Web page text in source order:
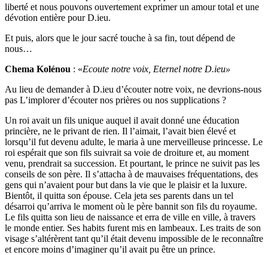
liberté et nous pouvons ouvertement exprimer un amour total et une
dévotion entière pour D.ieu.
Et puis, alors que le jour sacré touche à sa fin, tout dépend de
nous…
Chema Kolénou : «Ecoute notre voix, Eternel notre D.ieu»
Au lieu de demander à D.ieu d’écouter notre voix, ne devrions-nous
pas L’implorer d’écouter nos prières ou nos supplications ?
Un roi avait un fils unique auquel il avait donné une éducation
princière, ne le privant de rien. Il l’aimait, l’avait bien élevé et
lorsqu’il fut devenu adulte, le maria à une merveilleuse princesse. Le
roi espérait que son fils suivrait sa voie de droiture et, au moment
venu, prendrait sa succession. Et pourtant, le prince ne suivit pas les
conseils de son père. Il s’attacha à de mauvaises fréquentations, des
gens qui n’avaient pour but dans la vie que le plaisir et la luxure.
Bientôt, il quitta son épouse. Cela jeta ses parents dans un tel
désarroi qu’arriva le moment où le père bannit son fils du royaume.
Le fils quitta son lieu de naissance et erra de ville en ville, à travers
le monde entier. Ses habits furent mis en lambeaux. Les traits de son
visage s’altérèrent tant qu’il était devenu impossible de le reconnaître
et encore moins d’imaginer qu’il avait pu être un prince.